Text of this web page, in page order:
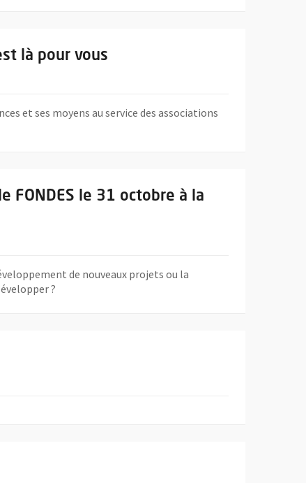
là pour vous
et ses moyens au service des associations
FONDES le 31 octobre à la
de nouveaux projets ou la
?